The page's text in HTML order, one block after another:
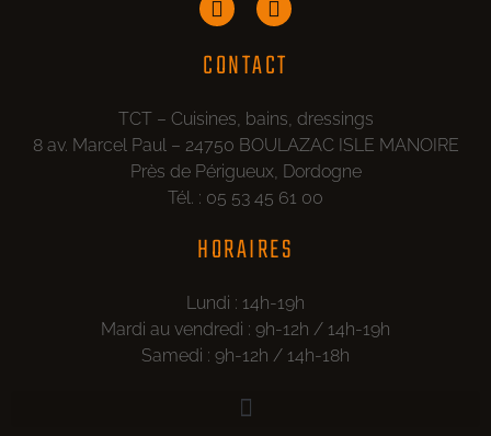
CONTACT
TCT – Cuisines, bains, dressings
8 av. Marcel Paul – 24750 BOULAZAC ISLE MANOIRE
Près de Périgueux, Dordogne
Tél. : 05 53 45 61 00
HORAIRES
Lundi : 14h-19h
Mardi au vendredi : 9h-12h / 14h-19h
Samedi : 9h-12h / 14h-18h